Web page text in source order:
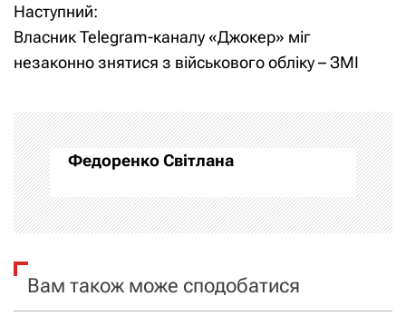
в
і
а
ц
і
Наступний:
Власник Telegram-каналу «Джокер» міг
незаконно знятися з військового обліку – ЗМІ
Федоренко Світлана
Вам також може сподобатися